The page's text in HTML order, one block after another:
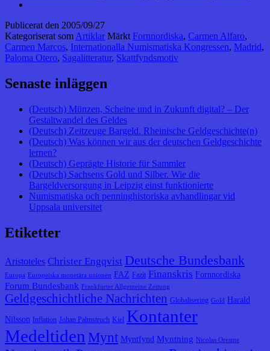
Publicerat den 2005/09/27
Kategoriserat som Artiklar Märkt Fornnordiska, Carmen Alfaro,
Carmen Marcos, Internationalla Numismatiska Kongressen, Madrid,
Paloma Otero, Sagalitteratur, Skattfyndsmotiv
Senaste inläggen
(Deutsch) Münzen, Scheine und in Zukunft digital? – Der
Gestaltwandel des Geldes
(Deutsch) Zeitzeuge Bargeld. Rheinische Geldgeschichte(n)
(Deutsch) Was können wir aus der deutschen Geldgeschichte
lernen?
(Deutsch) Geprägte Historie für Sammler
(Deutsch) Sachsens Gold und Silber. Wie die
Bargeldversorgung in Leipzig einst funktionierte
Numismatiska och penninghistoriska avhandlingar vid
Uppsala universitet
Etiketter
Aristoteles Christer Engqvist Deutsche Bundesbank
Europa Europeiska monetära unionen FAZ Fazit Finanskris Fornnordiska
Forum Bundesbank Frankfurter Allgemeine Zeitung
Geldgeschichtliche Nachrichten Globalisering Gold Harald
Nilsson Inflation Johan Palmstruch Kiel Kontanter
Medeltiden Mynt Myntfynd Myntning Nicolas Oresme